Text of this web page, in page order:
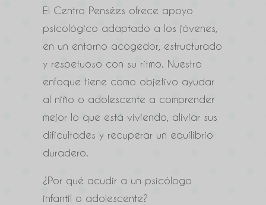
El Centro Pensées ofrece apoyo
psicológico adaptado a los jóvenes,
en un entorno acogedor, estructurado
y respetuoso con su ritmo. Nuestro
enfoque tiene como objetivo ayudar
al niño o adolescente a comprender
mejor lo que está viviendo, aliviar sus
dificultades y recuperar un equilibrio
duradero.
¿Por qué acudir a un psicólogo
infantil o adolescente?